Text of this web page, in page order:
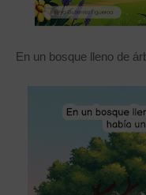
En un bosque lleno de